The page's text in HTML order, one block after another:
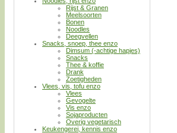
Rijst & Granen
Meelsoorten
Bonen
Noodles
Deegvellen
Snacks, snoep, thee enzo
Dimsum (-achtige hapjes)
Snacks
Thee & koffie
Drank
Zoetigheden
Vlees, vis, tofu enzo
Vlees
Gevogelte
Vis enzo
Sojaproducten
Overig vegetarisch
Keukengerei, kennis enzo